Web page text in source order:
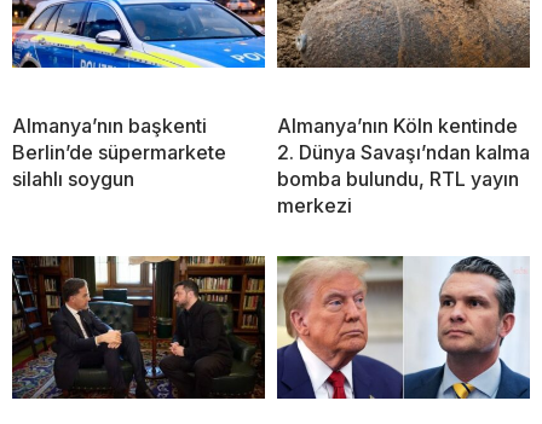
Almanya’nın başkenti
Berlin’de süpermarkete
silahlı soygun
Almanya’nın Köln kentinde
2. Dünya Savaşı’ndan kalma
bomba bulundu, RTL yayın
merkezi